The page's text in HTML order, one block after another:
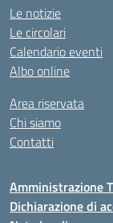
Le notizie
Le circolari
Calendario eventi
Albo online
Area riservata
Chi siamo
Contatti
Amministrazione
Dichiarazione di